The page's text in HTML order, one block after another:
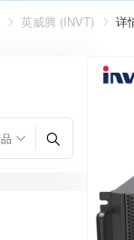
英威腾 (INVT) 详